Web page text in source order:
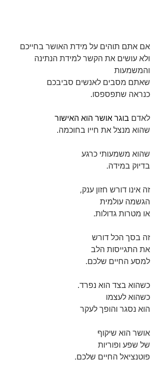
אם אתם תוהים על מידת האושר בחייכם
ולא עושים את הקשר למידת הנתינה
והמשמעות
שאתם מסבים לאנשים סביבכם
כנראה שתפספסו.
לאדם בוגר אושר הוא האישור
שהוא מנצל את חייו בחוכמה.
שהוא משמעותי כרגע
בדיוק במידה.
זה אינו דורש חזון ענק,
הגשמה עולמית
או מטרות גדולות.
זה בסך הכל דורש
את התגייסות הלב
למסע החיים שלכם.
כשהוא בצד הוא נפרד.
כשהוא לעצמו
הוא נסגר והופך לעקר
אושר הוא שיקוף
של שפע ופוריות
פוטנציאל החיים שלכם.